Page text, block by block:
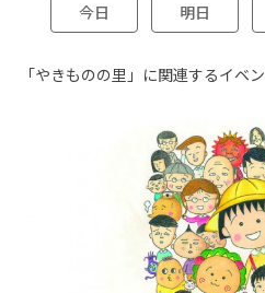
今日 明日
「やきものの里」に関連するイベ